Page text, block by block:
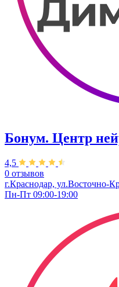
Бонум. Центр
4,5
0 отзывов
г.Краснодар, ул.Восточно-
Пн-Пт 09:00-19:00